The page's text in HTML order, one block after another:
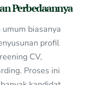
Perbedaannya
biasanya
profil
CV,
Proses ini